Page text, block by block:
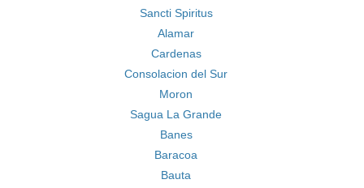
Sancti Spiritus
Alamar
Cardenas
Consolacion del Sur
Moron
Sagua La Grande
Banes
Baracoa
Bauta